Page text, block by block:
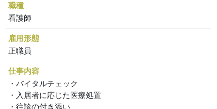
職種
看護師
雇用形態
正職員
仕事内容
・バイタルチェック
・入居者に応じた医療処置
・往診の付き添い